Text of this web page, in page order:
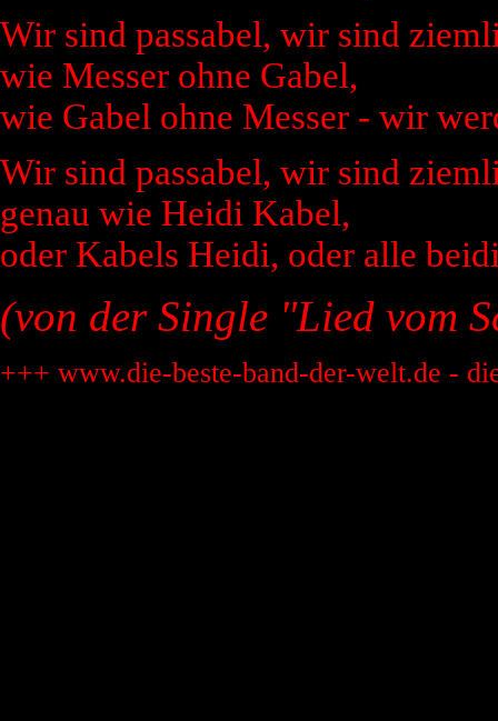
Wir sind passabel, wir sind
wie Messer ohne Gabel,
wie Gabel ohne Messer - wir
Wir sind passabel, wir sind
genau wie Heidi Kabel,
oder Kabels Heidi, oder alle
(von der Single "Lied vom
+++ www.die-beste-band-der-welt.de -